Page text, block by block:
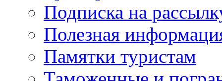
Подписка на
Полезная
Памятки туристам